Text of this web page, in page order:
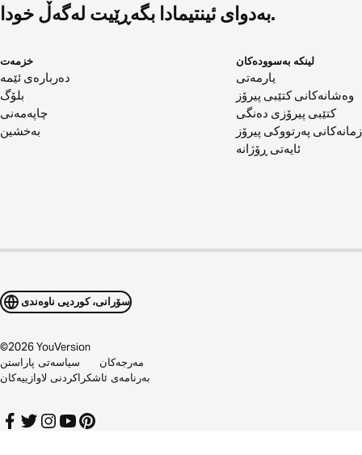
بەدوای ئینتیمادا بگەڕێیت لەگەڵ خودا.
خزمەت
دەربارەی ئێمە
بلۆگ
چاپەمەنی
بەخشین
لینکە بەسوودەکان
یارمەتی
وەشانەکانی کتێبی پیرۆز
کتێبی پیرۆزی دەنگی
زمانەکانی پەرتووکی پیرۆز
ئایەتی ڕۆژانە
سۆرانی، کوردیی ناوەندی
©2026YouVersion
سیاسەتی پاراستن
مەرجەکان
بەرنامەی ئاشکراکردنی لاوازییەکان